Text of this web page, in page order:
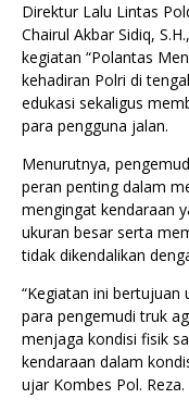
Direktur Lalu Lintas
Chairul Akbar Sidiq,
kegiatan “Polantas
kehadiran Polri di
edukasi sekaligus
para pengguna jalan.
Menurutnya,
peran penting dalam
mengingat kendaraan
ukuran besar serta
tidak dikendalikan
“Kegiatan ini
para pengemudi truk
menjaga kondisi fisik
kendaraan dalam
ujar Kombes Pol. Reza.